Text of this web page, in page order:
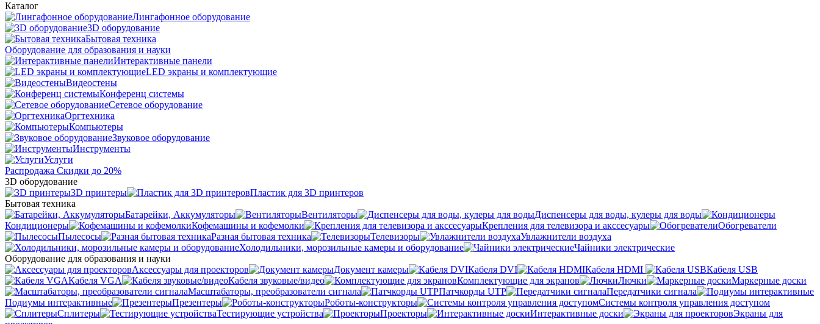
Каталог
Лингафонное оборудование
3D оборудование
Бытовая техника
Оборудование для образования и науки
Интерактивные панели
LED экраны и комплектующие
Видеостены
Конференц системы
Сетевое оборудование
Оргтехника
Компьютеры
Звуковое оборудование
Инструменты
Услуги
Распродажа Скидки до 20%
3D оборудование
3D принтеры
Пластик для 3D принтеров
Бытовая техника
Батарейки, Аккумуляторы
Вентиляторы
Диспенсеры для воды, кулеры для воды
Кондиционеры
Кофемашины и кофемолки Крепления для телевизора и акссесуары
Обогреватели
Пылесосы
Разная бытовая техника Телевизоры
Увлажнители воздуха
Холодильники, морозильные камеры и оборудование
Чайники электрические
Оборудование для образования и науки
Аксессуары для проекторов
Документ камеры Кабеля DVI Кабеля HDMI
Кабеля USB
Кабеля VGA
Кабеля звуковые/видео Комплектующие для экранов Лючки
Маркерные доски
Масштабаторы, преобразователи сигнала
Патчкорды UTP
Передатчики сигнала
Подиумы интерактивные
Презентеры Роботы-конструкторы
Системы контроля управления доступом
Сплитеры
Тестирующие устройства Проекторы Интерактивные доски
Экраны для